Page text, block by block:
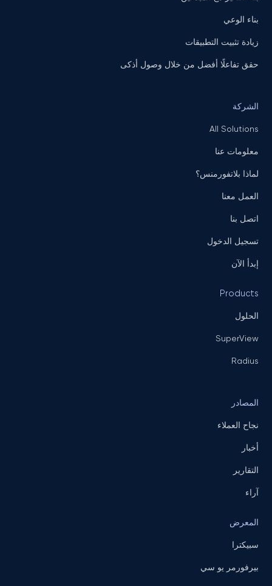
بناء الوعي
زيادة تثبيت التطبيقات
حقق تفاعلًا أفضل من خلال وصول أذكى
الشركة
All Solutions
معلومات عنا
لماذا بلاتفورمنس؟
العمل معنا
اتصل بنا
تسجيل الدخول
إبدأ الآن
Products
الحلول
SuperView
Radius
المصادر
نجاح العملاء
أخبار
التقارير
آراء
المعرض
سبيكترا
بيرفورمر يو سي